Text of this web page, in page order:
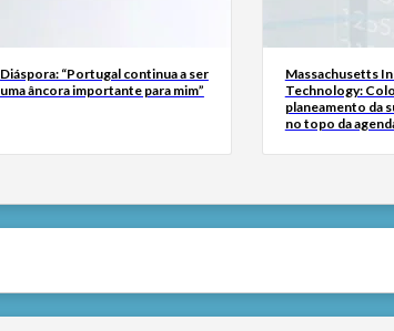
Diáspora: “Portugal continua a ser
uma âncora importante para mim”
Massachusetts
Technology:
planeamento da
no topo da